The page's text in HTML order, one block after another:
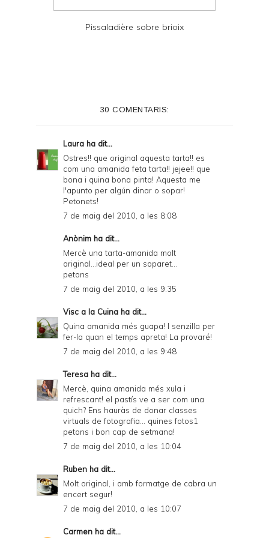
Pissaladière sobre brioix
30 COMENTARIS:
Laura ha dit...
Ostres!! que original aquesta tarta!! es
com una amanida feta tarta!! jejee!! que
bona i quina bona pinta! Aquesta me
l'apunto per algún dinar o sopar!
Petonets!
7 de maig del 2010, a les 8:08
Anònim ha dit...
Mercè una tarta-amanida molt
original...ideal per un soparet...
petons
7 de maig del 2010, a les 9:35
Visc a la Cuina ha dit...
Quina amanida més guapa! I senzilla per
fer-la quan el temps apreta! La provaré!
7 de maig del 2010, a les 9:48
Teresa ha dit...
Mercè, quina amanida més xula i
refrescant! el pastís ve a ser com una
quich? Ens hauràs de donar classes
virtuals de fotografia... quines fotos1
petons i bon cap de setmana!
7 de maig del 2010, a les 10:04
Ruben ha dit...
Molt original, i amb formatge de cabra un
encert segur!
7 de maig del 2010, a les 10:07
Carmen ha dit...